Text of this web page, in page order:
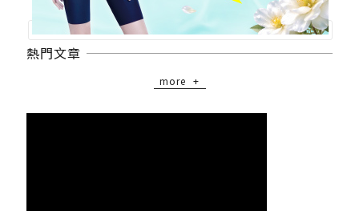
熱門文章
more